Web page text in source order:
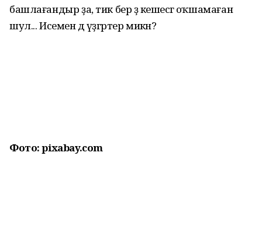
башлағандыр ҙа, тик бер ҙә кешесәгә оҡшамаған
шул... Исемен дә үҙгәртер микән?
Фото: pixabay.com